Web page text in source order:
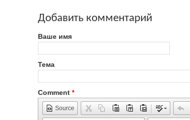
Добавить комментарий
Ваше имя
Тема
Comment *
Source